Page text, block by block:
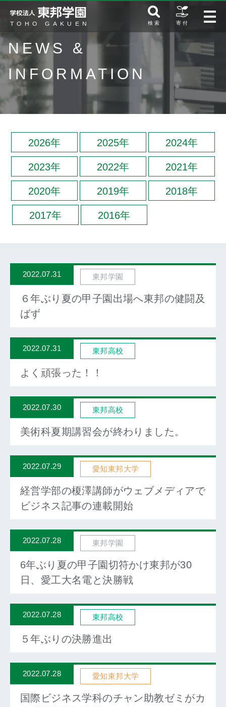
検 索 寄 付
NEWS &
INFORMATION
2026年 2025年 2024年
2023年 2022年 2021年
2020年 2019年 2018年
2017年 2016年
2022.07.31 東邦学園
６年ぶり夏の甲子園出場へ東邦の健闘及
ばず
2022.07.31 東邦高校
よく頑張った！！
2022.07.30 東邦高校
美術科夏期講習会が終わりました。
2022.07.29 愛知東邦大学
経営学部の榎澤講師がウェブメディアで
ビジネス記事の連載開始
2022.07.28 東邦学園
6年ぶり夏の甲子園切符かけ東邦が30
日、愛工大名電と決勝戦
2022.07.28 東邦高校
５年ぶりの決勝進出
2022.07.28 愛知東邦大学
国際ビジネス学科のチャン助教ゼミがカ